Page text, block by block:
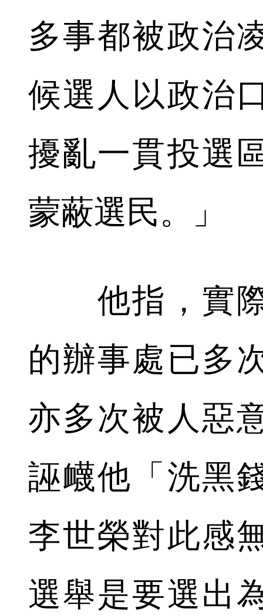
多事都被政治
候選人以政治
擾亂一貫投選
蒙蔽選民。」
他指，實際
的辦事處已多
亦多次被人惡
誣衊他「洗黑
李世榮對此感
選舉是要選出